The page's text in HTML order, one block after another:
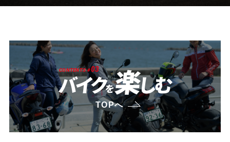
CONTENTS #03
バイクを楽しむ
TOPへ